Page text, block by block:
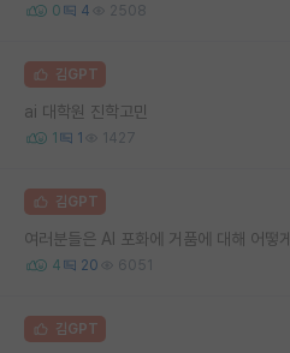
0 4 2508
김GPT
ai 대학원 진학고민
1 1 1427
김GPT
여러분들은 AI 포화에 거품에 대해 어떻
4 20 6051
김GPT